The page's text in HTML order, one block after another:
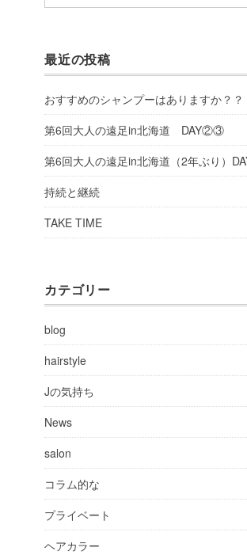
最近の投稿
おすすめのシャンプーはありますか？？
第6回大人の遠足in北海道 DAY②③
第6回大人の遠足in北海道（2年ぶり）
持続と継続
TAKE TIME
カテゴリー
blog
hairstyle
Jの気持ち
News
salon
コラム的な
プライベート
ヘアカラー